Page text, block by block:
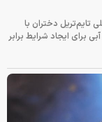
دختران با
برای ایجاد شرایط برابر